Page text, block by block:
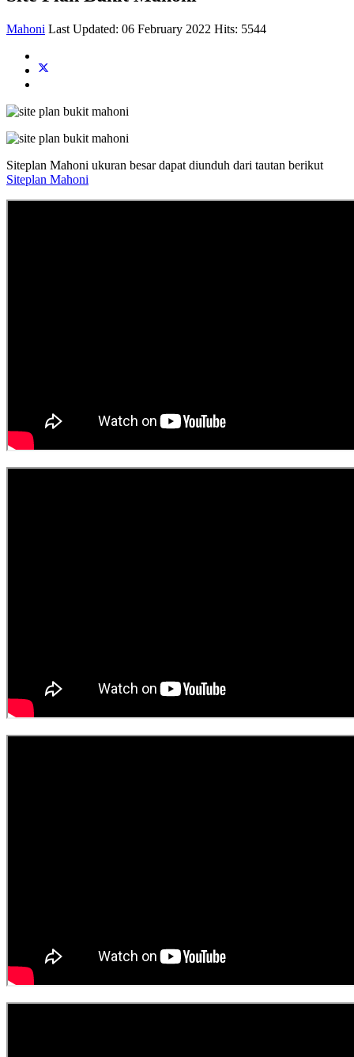
Mahoni Last Updated: 06 February 2022 Hits: 5544
Siteplan Mahoni ukuran besar dapat diunduh dari tautan berikut
Siteplan Mahoni